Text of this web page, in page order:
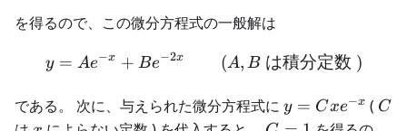
を得るので、この微分方程式の一般解は
\begin{aligned} y = A
y = Ae−x + Be−2x (A, B は積分定数 )
である。 次に、与えられた微分方程式に y =
Cxe^{-
y = Cxe−x ( C
C